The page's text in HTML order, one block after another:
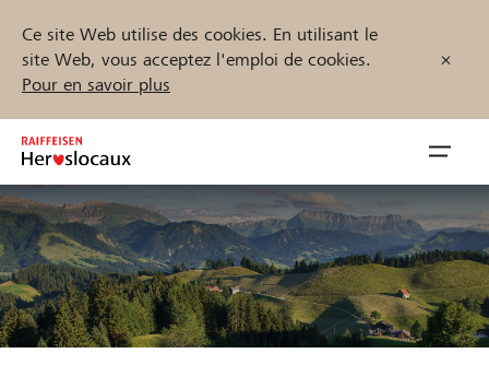
Ce site Web utilise des cookies. En utilisant le
site Web, vous acceptez l'emploi de cookies.
Pour en savoir plus
Inhalt
springen
öffnen
Trouvez des projets et des organisations
Démarrez maintenant